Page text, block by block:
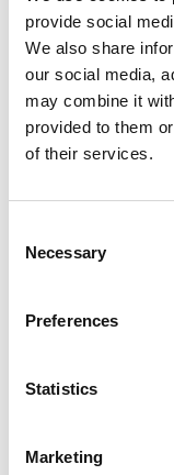
provide social
We also share
our social media,
may combine it
provided to them
of their services.
Selection
Necessary
Preferences
Statistics
Marketing
Kako se